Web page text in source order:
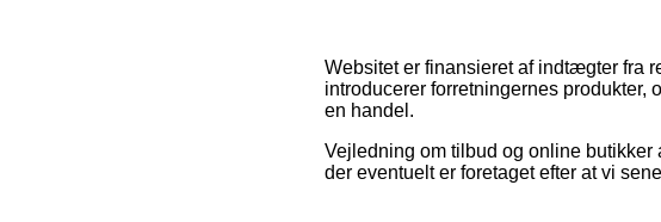
Websitet er finansieret af indtægter fra
introducerer forretningernes
en handel.
Vejledning om tilbud og online
der eventuelt er foretaget efter at vi